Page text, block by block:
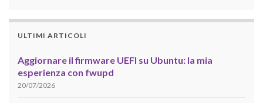
ULTIMI ARTICOLI
Aggiornare il firmware UEFI su Ubuntu: la mia
esperienza con fwupd
20/07/2026